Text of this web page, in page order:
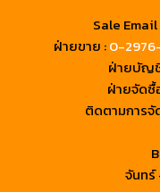
Sale Email
ฝ่ายขาย :0-
ฝ่ายบัญ
ฝ่ายจัดซื้
ติดตามการ
จันทร์